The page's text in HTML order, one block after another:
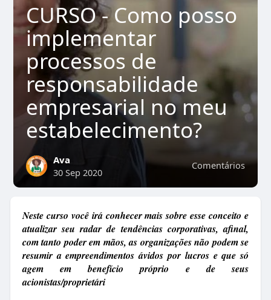
CURSO - Como posso
implementar
processos de
responsabilidade
empresarial no meu
estabelecimento? ⠀
Comentários
Ava
30 Sep 2020
Neste curso você irá conhecer mais sobre esse conceito e
atualizar seu radar de tendências corporativas, afinal,
com tanto poder em mãos, as organizações não podem se
resumir a empreendimentos ávidos por lucros e que só
agem em benefício próprio e de seus
acionistas/proprietári